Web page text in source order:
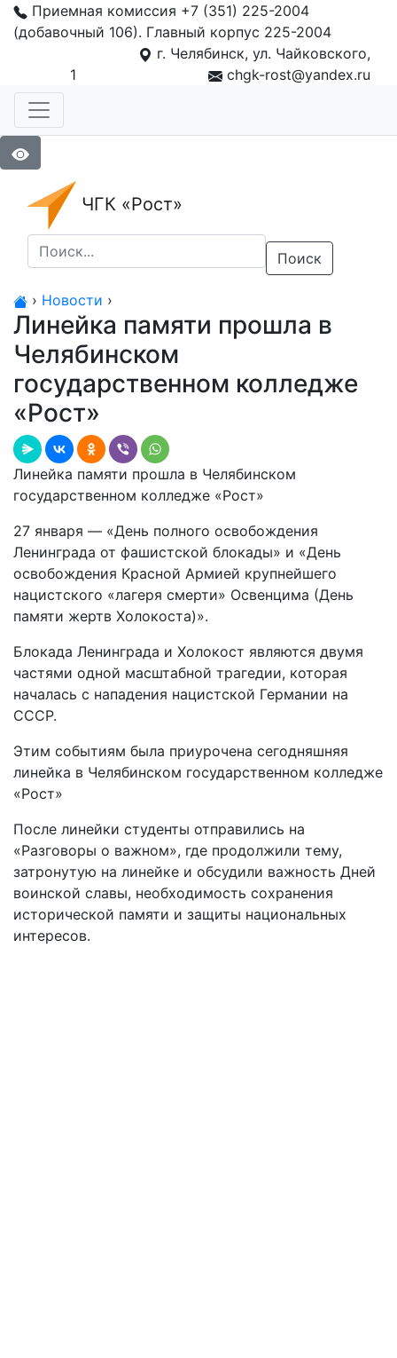
Приемная комиссия +7 (351) 225-2004
(добавочный 106). Главный корпус 225-2004
г. Челябинск, ул. Чайковского,
1
chgk-rost@yandex.ru
ЧГК «Рост»
Поиск
› Новости ›
Линейка памяти прошла в
Челябинском
государственном колледже
«Рост»
Линейка памяти прошла в Челябинском
государственном колледже «Рост»
27 января — «День полного освобождения
Ленинграда от фашистской блокады» и «День
освобождения Красной Армией крупнейшего
нацистского «лагеря смерти» Освенцима (День
памяти жертв Холокоста)».
Блокада Ленинграда и Холокост являются двумя
частями одной масштабной трагедии, которая
началась с нападения нацистской Германии на
СССР.
Этим событиям была приурочена сегодняшняя
линейка в Челябинском государственном колледже
«Рост»
После линейки студенты отправились на
«Разговоры о важном», где продолжили тему,
затронутую на линейке и обсудили важность Дней
воинской славы, необходимость сохранения
исторической памяти и защиты национальных
интересов.